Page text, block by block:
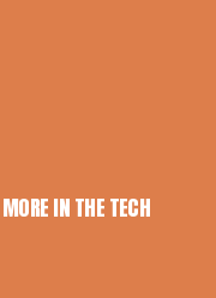
IN THE TECH